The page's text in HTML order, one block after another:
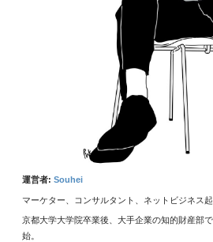
運営者: Souhei
マーケター、コンサルタント、ネットビジネス起
京都大学大学院卒業後、大手企業の知的財産部
始。